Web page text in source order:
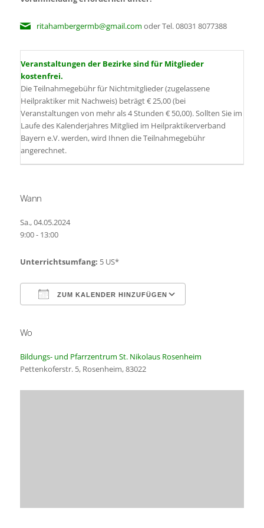
ritahambergermb@gmail.com oder Tel. 08031 8077388
Veranstaltungen der Bezirke sind für Mitglieder
kostenfrei.
Die Teilnahmegebühr für Nichtmitglieder (zugelassene
Heilpraktiker mit Nachweis) beträgt € 25,00 (bei
Veranstaltungen von mehr als 4 Stunden € 50,00). Sollten Sie im
Laufe des Kalenderjahres Mitglied im Heilpraktikerverband
Bayern e.V. werden, wird Ihnen die Teilnahmegebühr
angerechnet.
Wann
Sa., 04.05.2024
9:00 - 13:00
Unterrichtsumfang: 5 US*
ZUM KALENDER HINZUFÜGEN
Wo
Bildungs- und Pfarrzentrum St. Nikolaus Rosenheim
Pettenkoferstr. 5, Rosenheim, 83022